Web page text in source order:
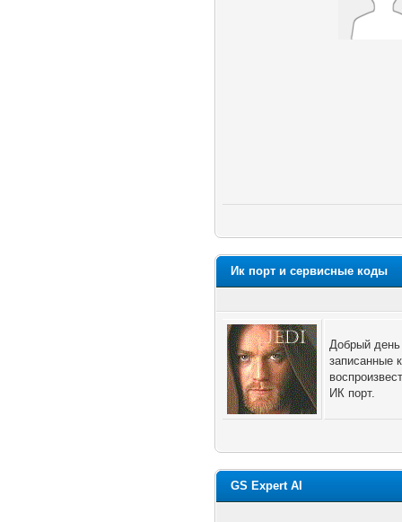
Ик порт и сервисные коды
Добрый день
записанные
ИК порт.
GS Expert AI